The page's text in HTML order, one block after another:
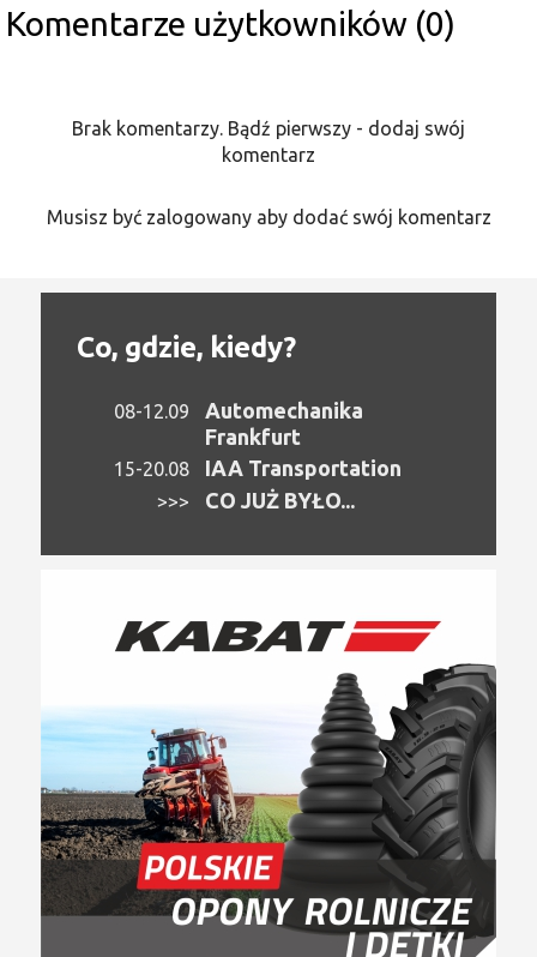
Komentarze użytkowników (0)
Brak komentarzy. Bądź pierwszy - dodaj swój
komentarz
Musisz być zalogowany aby dodać swój komentarz
Co, gdzie, kiedy?
08-12.09
Automechanika
Frankfurt
15-20.08 IAA Transportation
>>> CO JUŻ BYŁO...